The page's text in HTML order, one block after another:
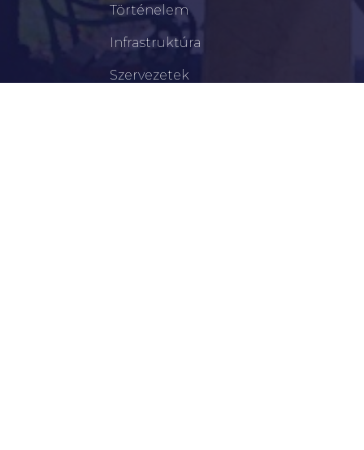
Történelem
Infrastruktúra
Szervezetek